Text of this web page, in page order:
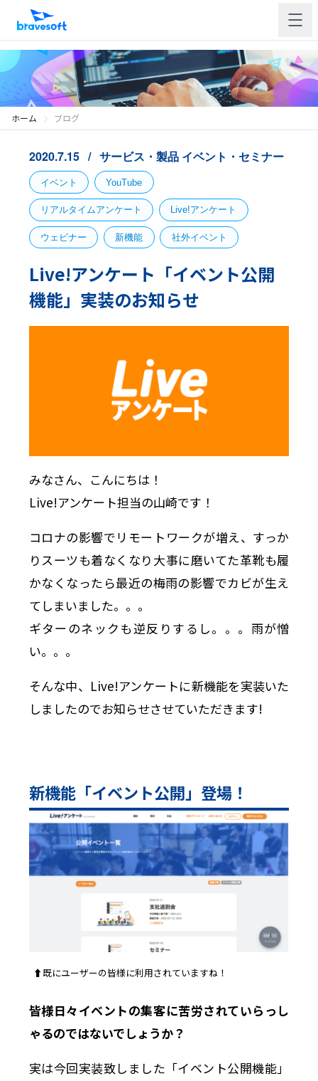
ホーム ブログ
2020.7.15 サービス・製品 イベント・セミナー
イベント YouTube
リアルタイムアンケート Live!アンケート
ウェビナー 新機能 社外イベント
Live!アンケート「イベント公開
機能」実装のお知らせ
みなさん、こんにちは！
Live!アンケート担当の山崎です！
コロナの影響でリモートワークが増え、すっか
りスーツも着なくなり大事に磨いてた革靴も履
かなくなったら最近の梅雨の影響でカビが生え
てしまいました。。。
ギターのネックも逆反りするし。。。雨が憎
い。。。
そんな中、Live!アンケートに新機能を実装いた
しましたのでお知らせさせていただきます!
新機能「イベント公開」登場！
⬆︎既にユーザーの皆様に利用されていますね！
皆様日々イベントの集客に苦労されていらっし
ゃるのではないでしょうか？
実は今回実装致しました「イベント公開機能」